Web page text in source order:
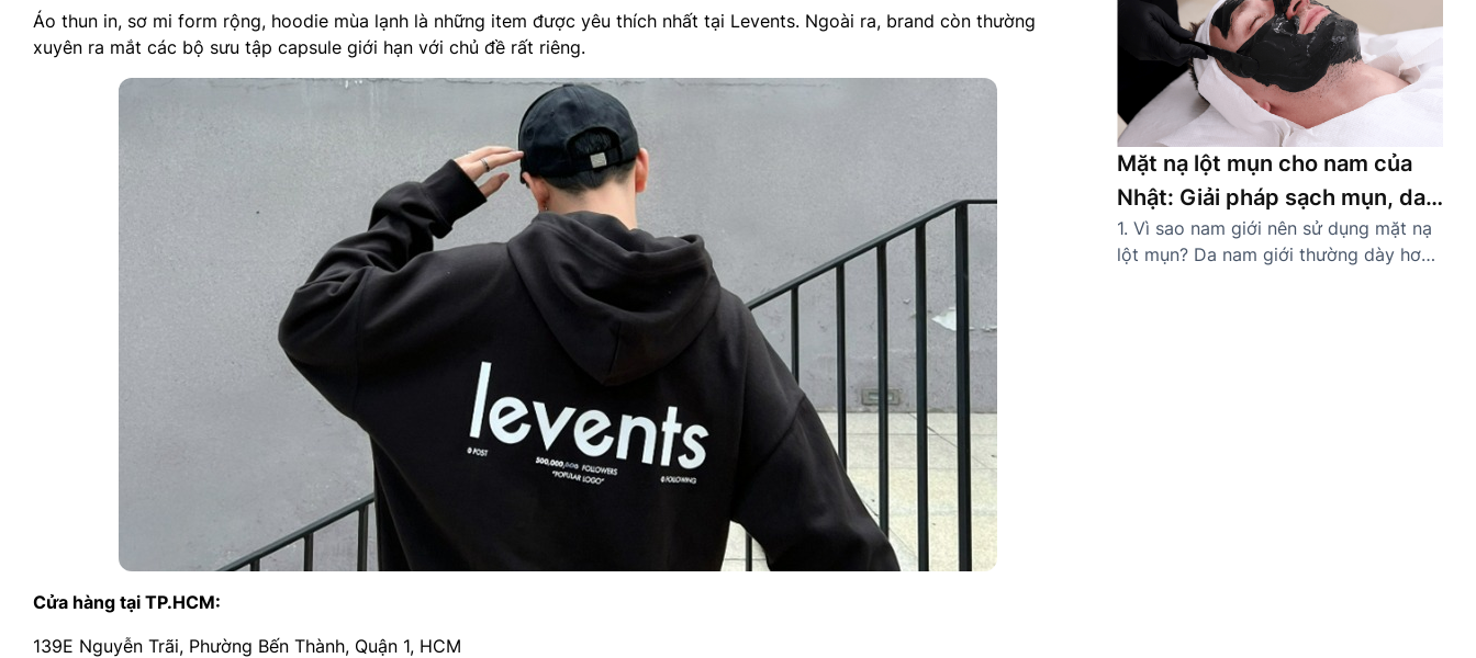
Áo thun in, sơ mi form rộng, hoodie mùa lạnh là những item được yêu thích nhất tại Levents. Ngoài ra, brand còn thường
xuyên ra mắt các bộ sưu tập capsule giới hạn với chủ đề rất riêng.
Cửa hàng tại TP.HCM:
139E Nguyễn Trãi, Phường Bến Thành, Quận 1, HCM
melanin. Thường gặp ở các khu vực dễ
tiếp xúc ánh nắng như gò má, trán,
mũi, quanh miệng, nám khiến […]
Mặt nạ lột mụn cho nam của
Nhật: Giải pháp sạch mụn, da
khỏe tự tin
1. Vì sao nam giới nên sử dụng mặt nạ
lột mụn? Da nam giới thường dày hơn